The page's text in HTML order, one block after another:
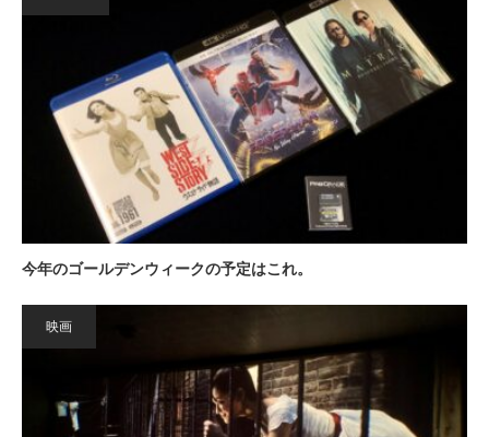
今年のゴールデンウィークの予定はこれ。
映画